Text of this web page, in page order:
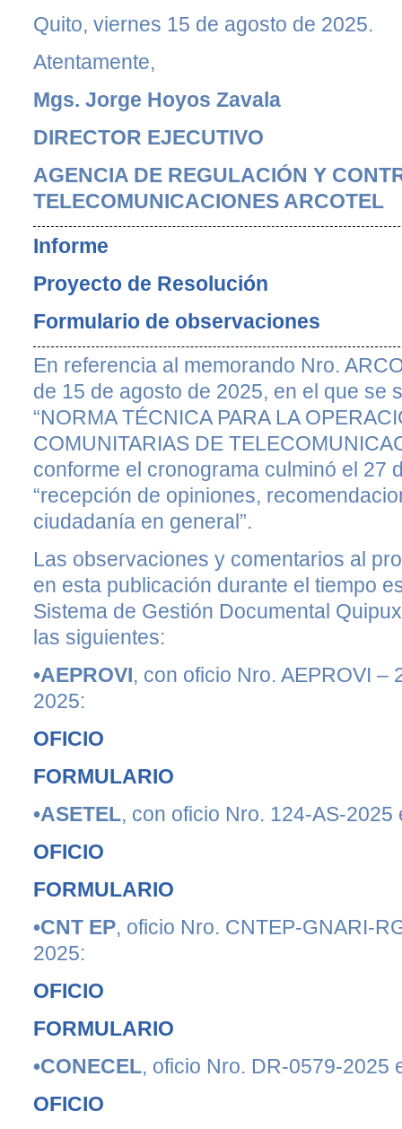
Quito, viernes 15 de agosto de 2025.
Atentamente,
Mgs. Jorge Hoyos Zavala
DIRECTOR EJECUTIVO
AGENCIA DE REGULACIÓN Y
TELECOMUNICACIONES ARCOTEL
Informe
Proyecto de Resolución
Formulario de observaciones
En referencia al memorando Nro.
de 15 de agosto de 2025, en el que se
“NORMA TÉCNICA PARA LA
COMUNITARIAS DE
conforme el cronograma culminó el 27
“recepción de opiniones,
ciudadanía en general”.
Las observaciones y comentarios al
en esta publicación durante el tiempo
Sistema de Gestión Documental
las siguientes:
•AEPROVI, con oficio Nro. AEPROVI –
2025:
OFICIO
FORMULARIO
•ASETEL, con oficio Nro. 124-AS-2025
OFICIO
FORMULARIO
•CNT EP, oficio Nro. CNTEP-GNARI-
2025:
OFICIO
FORMULARIO
•CONECEL, oficio Nro. DR-0579-2025
OFICIO